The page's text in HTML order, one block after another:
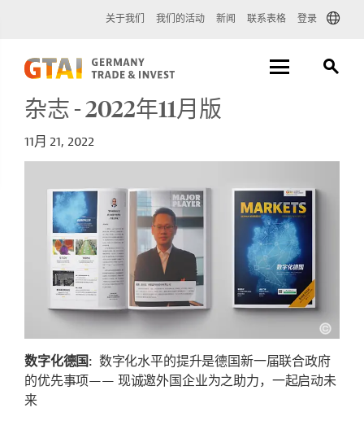
关于我们 我们的活动 新闻 联系表格 登录
杂志 - 2022年11月版
11月 21, 2022
数字化德国: 数字化水平的提升是德国新一届联合政府
的优先事项—— 现诚邀外国企业为之助力，一起启动未
来